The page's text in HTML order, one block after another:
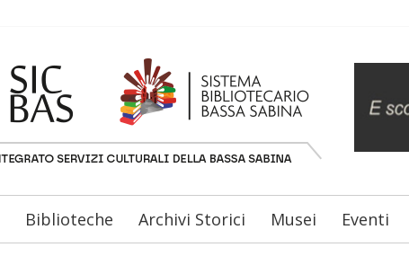
Biblioteche Archivi Storici Musei Eventi